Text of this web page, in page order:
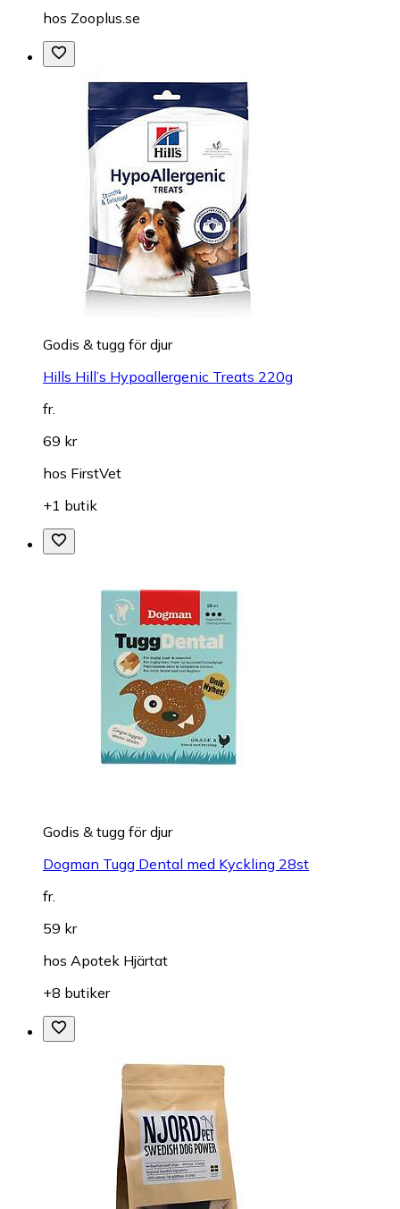
hos Zooplus.se
Godis & tugg för djur
Hills Hill’s Hypoallergenic Treats 220g
fr.
69 kr
hos FirstVet
+1 butik
Godis & tugg för djur
Dogman Tugg Dental med Kyckling 28st
fr.
59 kr
hos Apotek Hjärtat
+8 butiker